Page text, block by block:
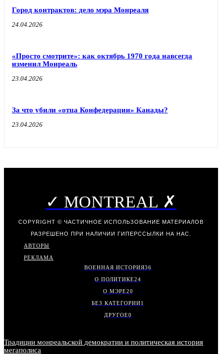
Город контрактов: дело мэра Монреаля
24.04.2026
«Просто смотрите»: как октябрь 1970 года навсегда
изменил Монреаль
23.04.2026
За что убили «отца Конфедерации» Канады?
23.04.2026
✓ MONTREAL ✗
COPYRIGHT © ЧАСТИЧНОЕ ИСПОЛЬЗОВАНИЕ МАТЕРИАЛОВ
РАЗРЕШЕНО ПРИ НАЛИЧИИ ГИПЕРССЫЛКИ НА НАС.
АВТОРЫ
РЕКЛАМА
ВОЕННАЯ ИСТОРИЯ36
О ПОЛИТИКЕ24
О МЭРЕ20
БЕЗ КАТЕГОРИИ1
ДРУГОЕ0
Традиции монреальской демократии и политическая история
мегаполиса